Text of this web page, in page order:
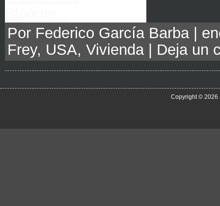
Por Federico García Barba |
Frey, USA, Vivienda| Deja un
Copyright © 2026